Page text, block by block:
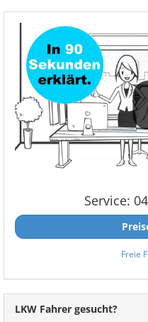
Service:
Freie
LKW Fahrer gesucht?